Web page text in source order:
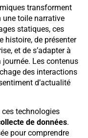
transforment
une toile narrative
statiques, ces
histoire, de présenter
et de s’adapter à
Les contenus
des interactions
d’actualité
ces technologies
de données.
pour comprendre